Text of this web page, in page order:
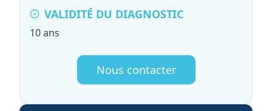
VALIDITÉ DU DIAGNOSTIC
10 ans
Nous contacter